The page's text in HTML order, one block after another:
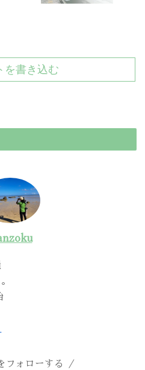
を書き込む
フォローする